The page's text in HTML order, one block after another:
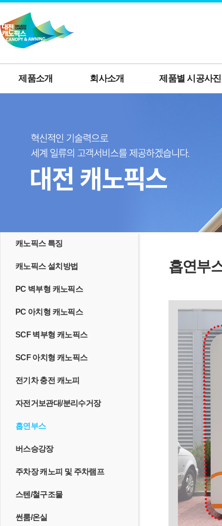
제품소개 회사소개 제품별 시공사진
캐노픽스 특징
캐노픽스 설치방법
PC 벽부형 캐노픽스
PC 아치형 캐노픽스
SCF 벽부형 캐노픽스
SCF 아치형 캐노픽스
전기차 충전 캐노피
자전거보관대/분리수거장
흡연부스
버스승강장
주차장 캐노피 및 주차램프
스텐/철구조물
썬룸/온실
흡연부